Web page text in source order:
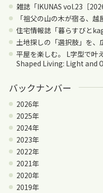
雑誌「IKUNAS vol.23［
「祖父の山の木が宿る、
住宅情報誌「暮らすびと
土地探しの「選択肢」を
平屋を楽しむ。 L字型で
Shaped Living: Light and
バックナンバー
2026年
2025年
2024年
2023年
2022年
2021年
2020年
2019年